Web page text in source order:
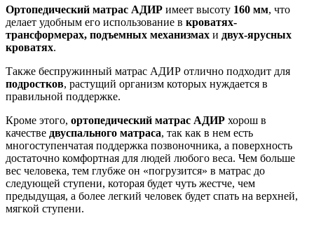
Ортопедический матрас АДИР имеет высоту 160 мм, что
делает удобным его использование в кроватях-
трансформерах, подъемных механизмах и двух-ярусных
кроватях.
Также беспружинный матрас АДИР отлично подходит для
подростков, растущий организм которых нуждается в
правильной поддержке.
Кроме этого, ортопедический матрас АДИР хорош в
качестве двуспального матраса, так как в нем есть
многоступенчатая поддержка позвоночника, а поверхность
достаточно комфортная для людей любого веса. Чем больше
вес человека, тем глубже он «погрузится» в матрас до
следующей ступени, которая будет чуть жестче, чем
предыдущая, а более легкий человек будет спать на верхней,
мягкой ступени.